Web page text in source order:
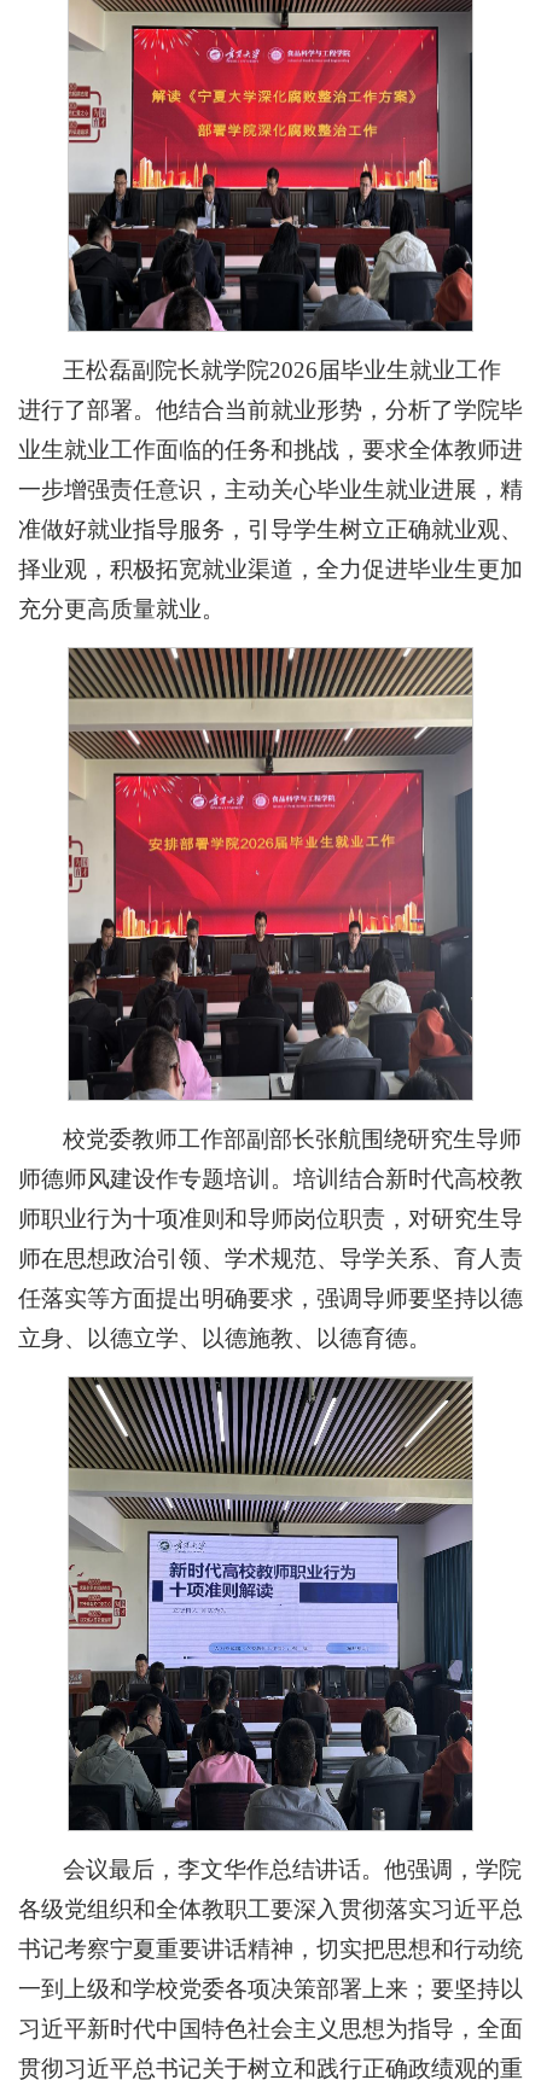
王松磊副院长就学院2026届毕业生就业工作
进行了部署。他结合当前就业形势，分析了学院毕
业生就业工作面临的任务和挑战，要求全体教师进
一步增强责任意识，主动关心毕业生就业进展，精
准做好就业指导服务，引导学生树立正确就业观、
择业观，积极拓宽就业渠道，全力促进毕业生更加
充分更高质量就业。
校党委教师工作部副部长张航围绕研究生导师
师德师风建设作专题培训。培训结合新时代高校教
师职业行为十项准则和导师岗位职责，对研究生导
师在思想政治引领、学术规范、导学关系、育人责
任落实等方面提出明确要求，强调导师要坚持以德
立身、以德立学、以德施教、以德育德。
会议最后，李文华作总结讲话。他强调，学院
各级党组织和全体教职工要深入贯彻落实习近平总
书记考察宁夏重要讲话精神，切实把思想和行动统
一到上级和学校党委各项决策部署上来；要坚持以
习近平新时代中国特色社会主义思想为指导，全面
贯彻习近平总书记关于树立和践行正确政绩观的重